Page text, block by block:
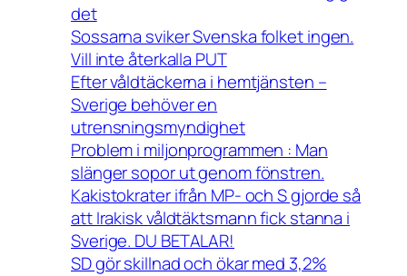
det
Sossarna sviker Svenska folket ingen.
Vill inte återkalla PUT
Efter våldtäckerna i hemtjänsten –
Sverige behöver en
utrensningsmyndighet
Problem i miljonprogrammen : Man
slänger sopor ut genom fönstren.
Kakistokrater ifrån MP- och S gjorde så
att Irakisk våldtäktsmann fick stanna i
Sverige. DU BETALAR!
SD gör skillnad och ökar med 3,2%